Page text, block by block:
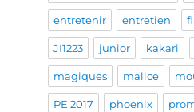
entretenir entretien
JI1223 junior kakari
magiques malice
PE 2017 phoenix